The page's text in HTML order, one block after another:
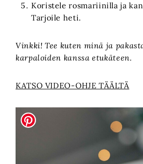
Koristele rosmariinilla ja
Tarjoile heti.
Vinkki! Tee kuten minä ja
karpaloiden kanssa etukäteen.
KATSO VIDEO-OHJE TÄÄLTÄ